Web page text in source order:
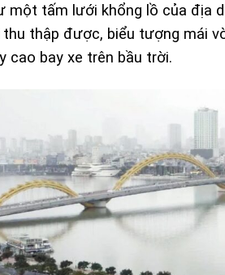
một tấm lưới khổng lồ của địa
thập được, biểu tượng mái
cao bay xe trên bầu trời.